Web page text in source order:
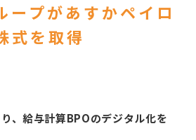
ープがあすかペイロ
式を取得
、給与計算BPOのデジタル化を